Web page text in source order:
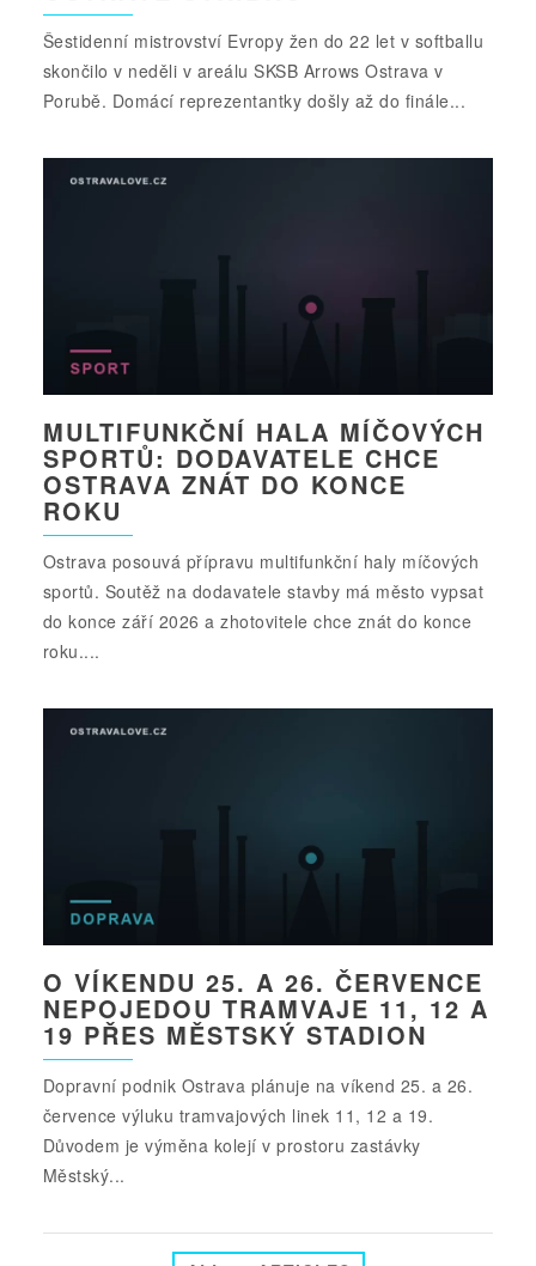
Šestidenní mistrovství Evropy žen do 22 let v softballu
skončilo v neděli v areálu SKSB Arrows Ostrava v
Porubě. Domácí reprezentantky došly až do finále...
MULTIFUNKČNÍ HALA MÍČOVÝCH
SPORTŮ: DODAVATELE CHCE
OSTRAVA ZNÁT DO KONCE
ROKU
Ostrava posouvá přípravu multifunkční haly míčových
sportů. Soutěž na dodavatele stavby má město vypsat
do konce září 2026 a zhotovitele chce znát do konce
roku....
O VÍKENDU 25. A 26. ČERVENCE
NEPOJEDOU TRAMVAJE 11, 12 A
19 PŘES MĚSTSKÝ STADION
Dopravní podnik Ostrava plánuje na víkend 25. a 26.
července výluku tramvajových linek 11, 12 a 19.
Důvodem je výměna kolejí v prostoru zastávky
Městský...